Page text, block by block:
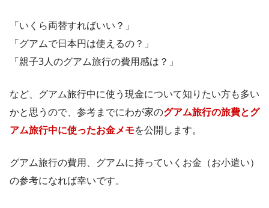
「いくら両替すればいい？」
「グアムで日本円は使えるの？」
「親子3人のグアム旅行の費用感は？」
など、グアム旅行中に使う現金について知りたい方も多い
かと思うので、参考までにわが家のグアム旅行の旅費とグ
アム旅行中に使ったお金メモを公開します。
グアム旅行の費用、グアムに持っていくお金（お小遣い）
の参考になれば幸いです。